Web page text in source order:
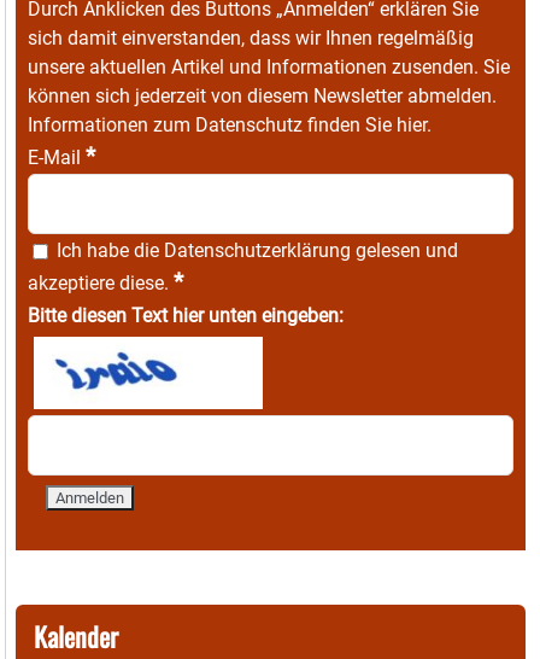
Durch Anklicken des Buttons „Anmelden“ erklären Sie
sich damit einverstanden, dass wir Ihnen regelmäßig
unsere aktuellen Artikel und Informationen zusenden. Sie
können sich jederzeit von diesem Newsletter abmelden.
Informationen zum Datenschutz finden Sie hier.
E-Mail *
Ich habe die Datenschutzerklärung gelesen und
akzeptiere diese. *
Bitte diesen Text hier unten eingeben:
Kalender